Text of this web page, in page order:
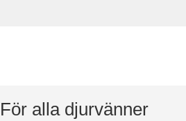
alla djurvänner